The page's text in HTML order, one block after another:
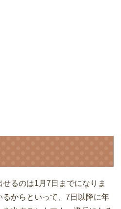
るのは1月7日までになりま
からといって、7日以降に年